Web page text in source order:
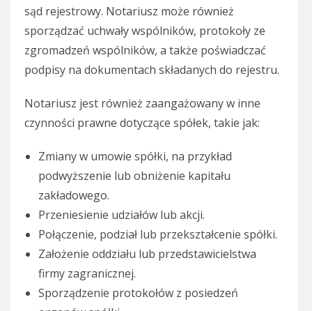
sąd rejestrowy. Notariusz może również
sporządzać uchwały wspólników, protokoły ze
zgromadzeń wspólników, a także poświadczać
podpisy na dokumentach składanych do rejestru.
Notariusz jest również zaangażowany w inne
czynności prawne dotyczące spółek, takie jak:
Zmiany w umowie spółki, na przykład
podwyższenie lub obniżenie kapitału
zakładowego.
Przeniesienie udziałów lub akcji.
Połączenie, podział lub przekształcenie spółki.
Założenie oddziału lub przedstawicielstwa
firmy zagranicznej.
Sporządzenie protokołów z posiedzeń